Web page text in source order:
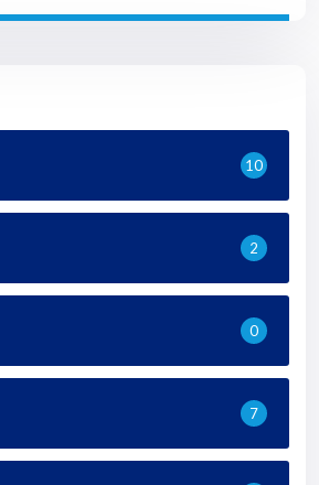
10
2
0
7